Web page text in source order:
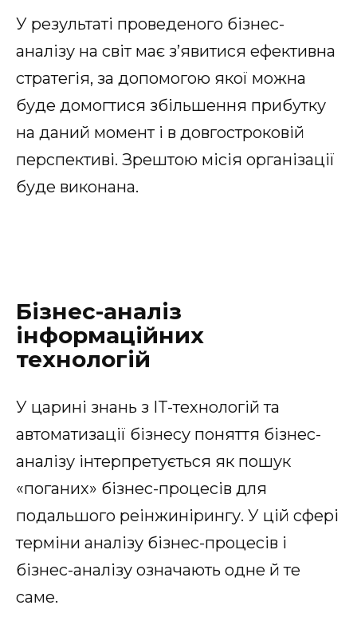
У результаті проведеного бізнес-
аналізу на світ має з’явитися ефективна
стратегія, за допомогою якої можна
буде домогтися збільшення прибутку
на даний момент і в довгостроковій
перспективі. Зрештою місія організації
буде виконана.
Бізнес-аналіз
інформаційних
технологій
У царині знань з IT-технологій та
автоматизації бізнесу поняття бізнес-
аналізу інтерпретується як пошук
«поганих» бізнес-процесів для
подальшого реінжинірингу. У цій сфері
терміни аналізу бізнес-процесів і
бізнес-аналізу означають одне й те
саме.